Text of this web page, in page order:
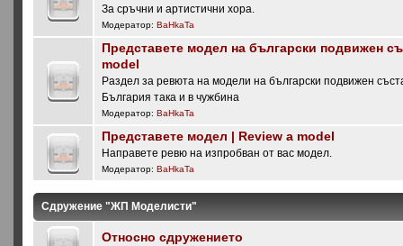
За сръчни и артистични хора.
Модератор:BaHkaTa
Представете модел на български подвижен
model
Раздел за ревюта на модели на български подвижен
България така и в чужбина
Модератор:BaHkaTa
Представете модел | Review a model
Направете ревю на изпробван от вас модел.
Модератор:BaHkaTa
Сдружение "ЖП Моделисти"
Относно сдружението